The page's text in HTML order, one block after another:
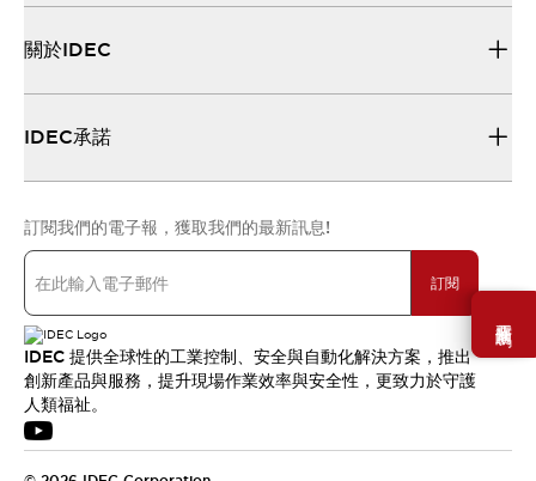
需要幫助嗎？
關於IDEC
IDEC承諾
訂閱我們的電子報，獲取我們的最新訊息!
訂閱
IDEC 提供全球性的工業控制、安全與自動化解決方案，推出
創新產品與服務，提升現場作業效率與安全性，更致力於守護
人類福祉。